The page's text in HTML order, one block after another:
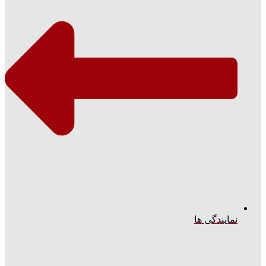
نمایندگی ها